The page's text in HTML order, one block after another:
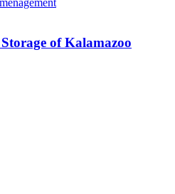
of Kalamazoo